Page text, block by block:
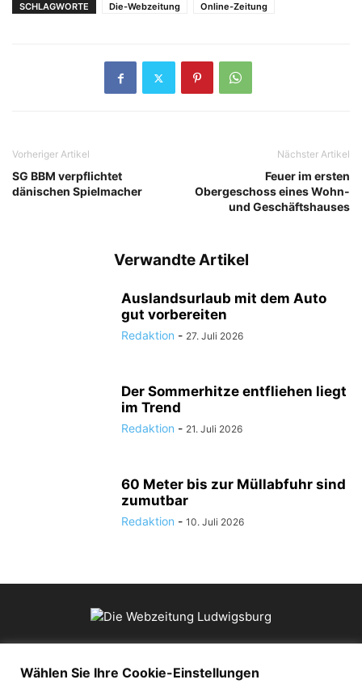
SCHLAGWORTE Die-Webzeitung Online-Zeitung
Vorheriger Artikel
SG BBM verpflichtet
dänischen Spielmacher
Nächster Artikel
Feuer im ersten
Obergeschoss eines Wohn-
und Geschäftshauses
Verwandte Artikel
Auslandsurlaub mit dem Auto
gut vorbereiten
Redaktion - 27. Juli 2026
Der Sommerhitze entfliehen liegt
im Trend
Redaktion - 21. Juli 2026
60 Meter bis zur Müllabfuhr sind
zumutbar
Redaktion - 10. Juli 2026
ÜBER UNS
Wählen Sie Ihre Cookie-Einstellungen